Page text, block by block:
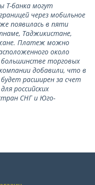
Т-банка могут
через мобильное
появилась в пяти
Таджикистане,
Платеж можно
около
торговых
добавили, что в
расширен за счет
российских
СНГ и Юго-